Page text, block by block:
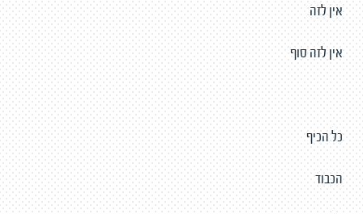
אין לזה
אין לזה סוף
כל הכיף
הכבוד